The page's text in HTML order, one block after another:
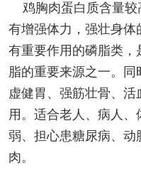
鸡胸肉蛋白质含量较
有增强体力，强壮身
有重要作用的磷脂类
脂的重要来源之一。同
虚健胃、强筋壮骨、
用。适合老人、病人
弱、担心患糖尿病、
肉。